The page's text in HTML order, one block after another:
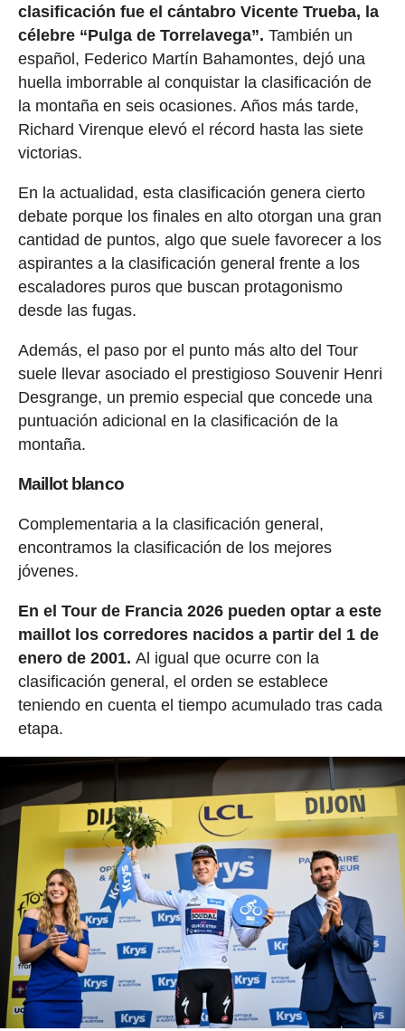
clasificación fue el cántabro Vicente Trueba, la
célebre “Pulga de Torrelavega”. También un
español, Federico Martín Bahamontes, dejó una
huella imborrable al conquistar la clasificación de
la montaña en seis ocasiones. Años más tarde,
Richard Virenque elevó el récord hasta las siete
victorias.
En la actualidad, esta clasificación genera cierto
debate porque los finales en alto otorgan una gran
cantidad de puntos, algo que suele favorecer a los
aspirantes a la clasificación general frente a los
escaladores puros que buscan protagonismo
desde las fugas.
Además, el paso por el punto más alto del Tour
suele llevar asociado el prestigioso Souvenir Henri
Desgrange, un premio especial que concede una
puntuación adicional en la clasificación de la
montaña.
Maillot blanco
Complementaria a la clasificación general,
encontramos la clasificación de los mejores
jóvenes.
En el Tour de Francia 2026 pueden optar a este
maillot los corredores nacidos a partir del 1 de
enero de 2001. Al igual que ocurre con la
clasificación general, el orden se establece
teniendo en cuenta el tiempo acumulado tras cada
etapa.